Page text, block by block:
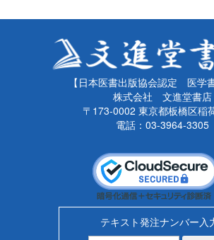
【日本医書出版協会認定 医学
株式会社 文進堂書店
〒173-0002 東京都板橋区稲
電話：03-3964-3305
テキスト発注ナンバー入